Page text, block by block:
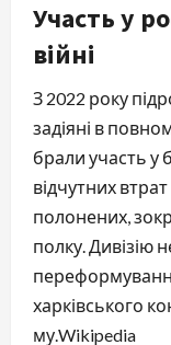
Участь у
війні
З 2022 року
задіяні в
брали участь у
відчутних
полонених,
полку. Дивізію
харківського
му.⁠Wikipedia